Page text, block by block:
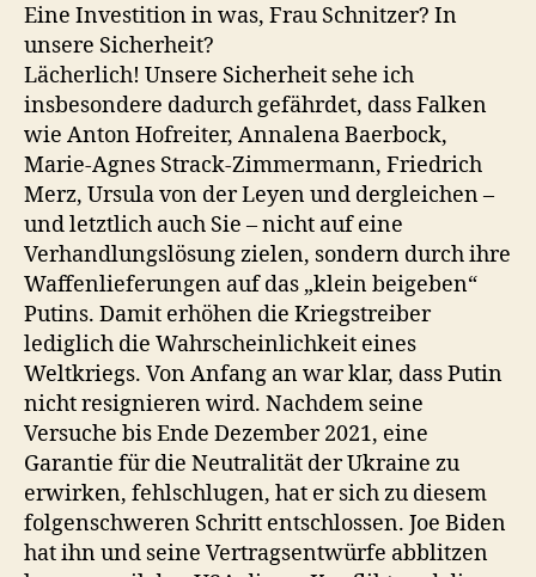
Eine Investition in was, Frau Schnitzer? In
unsere Sicherheit?
Lächerlich! Unsere Sicherheit sehe ich
insbesondere dadurch gefährdet, dass Falken
wie Anton Hofreiter, Annalena Baerbock,
Marie-Agnes Strack-Zimmermann, Friedrich
Merz, Ursula von der Leyen und dergleichen –
und letztlich auch Sie – nicht auf eine
Verhandlungslösung zielen, sondern durch ihre
Waffenlieferungen auf das „klein beigeben“
Putins. Damit erhöhen die Kriegstreiber
lediglich die Wahrscheinlichkeit eines
Weltkriegs. Von Anfang an war klar, dass Putin
nicht resignieren wird. Nachdem seine
Versuche bis Ende Dezember 2021, eine
Garantie für die Neutralität der Ukraine zu
erwirken, fehlschlugen, hat er sich zu diesem
folgenschweren Schritt entschlossen. Joe Biden
hat ihn und seine Vertragsentwürfe abblitzen